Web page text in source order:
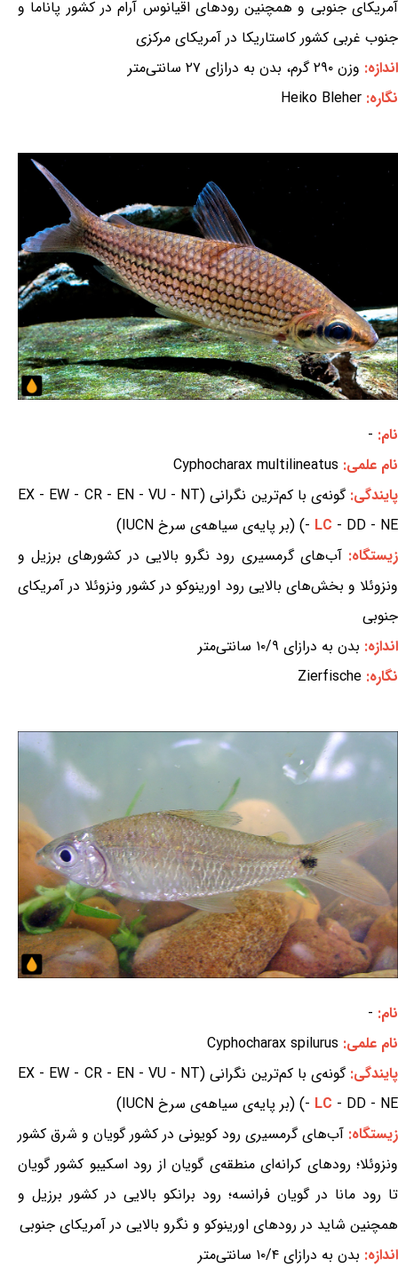
آمریکای جنوبی و همچنین رودهای اقیانوس آرام در کشور پاناما و
جنوب غربی کشور کاستاریکا در آمریکای مرکزی
اندازه: وزن ۲۹۰ گرم، بدن به درازای ۲۷ سانتی‌متر
نگاره: Heiko Bleher
نام: -
نام علمی: Cyphocharax multilineatus
پایندگی:
گونه‌ی با کم‌ترین نگرانی (EX - EW - CR - EN - VU - NT
- LC - DD - NE) (بر پایه‌ی سیاهه‌ی سرخ IUCN)
زیستگاه:آب‌های گرمسیری رود نگرو بالایی در کشورهای برزیل و
ونزوئلا و بخش‌های بالایی رود اورینوکو در کشور ونزوئلا در آمریکای
جنوبی
اندازه: بدن به درازای ۱۰/۹ سانتی‌متر
نگاره: Zierfische
نام: -
نام علمی: Cyphocharax spilurus
پایندگی:
گونه‌ی با کم‌ترین نگرانی (EX - EW - CR - EN - VU - NT
- LC - DD - NE) (بر پایه‌ی سیاهه‌ی سرخ IUCN)
زیستگاه: آب‌های گرمسیری رود کویونی در کشور گویان و شرق کشور
ونزوئلا؛ رودهای کرانه‌ای منطقه‌ی گویان از رود اسکیبو کشور گویان
تا رود مانا در گویان فرانسه؛ رود برانکو بالایی در کشور برزیل و
همچنین شاید در رودهای اورینوکو و نگرو بالایی در آمریکای جنوبی
اندازه: بدن به درازای ۱۰/۴ سانتی‌متر